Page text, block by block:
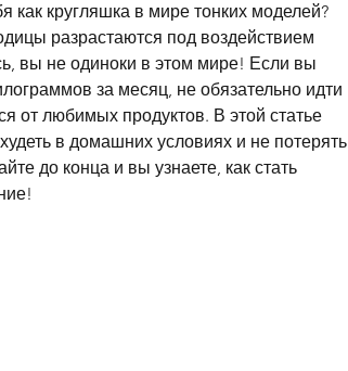
как кругляшка в мире тонких моделей?
разрастаются под воздействием
вы не одиноки в этом мире! Если вы
за месяц, не обязательно идти
от любимых продуктов. В этой статье
в домашних условиях и не потерять
до конца и вы узнаете, как стать